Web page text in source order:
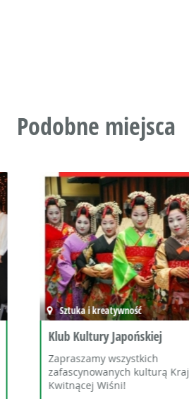
Podobne miejsca
0/5 Domy
Miejski
Czerwionce-